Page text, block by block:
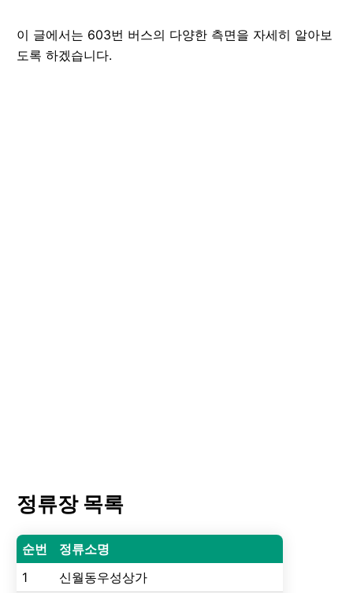
이 글에서는 603번 버스의 다양한 측면을 자세히 알아보
도록 하겠습니다.
정류장 목록
순번
정류소명
1
신월동우성상가